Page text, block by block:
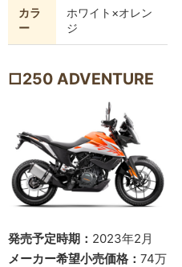
カラ
ー
ホワイト×オレン
ジ
□250 ADVENTURE
発売予定時期： 2023年2月
メーカー希望小売価格： 74万